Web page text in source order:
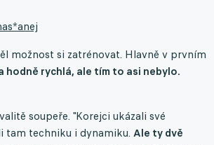
možnost si zatrénovat. Hlavně v prvním
hodně rychlá, ale tím to asi nebylo.
soupeře. "Korejci ukázali své
tam techniku i dynamiku. Ale ty dvě